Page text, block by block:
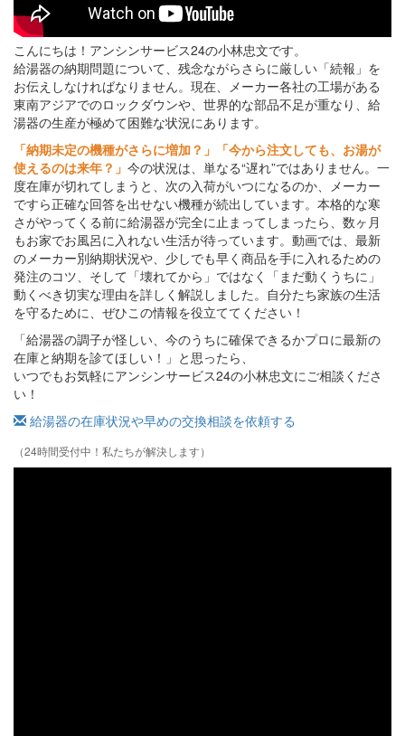
こんにちは！アンシンサービス24の小林忠文です。
給湯器の納期問題について、残念ながらさらに厳しい「続報」を
お伝えしなければなりません。現在、メーカー各社の工場がある
東南アジアでのロックダウンや、世界的な部品不足が重なり、給
湯器の生産が極めて困難な状況にあります。
「納期未定の機種がさらに増加？」「今から注文しても、お湯が
使えるのは来年？」 今の状況は、単なる“遅れ”ではありません。一
度在庫が切れてしまうと、次の入荷がいつになるのか、メーカー
ですら正確な回答を出せない機種が続出しています。本格的な寒
さがやってくる前に給湯器が完全に止まってしまったら、数ヶ月
もお家でお風呂に入れない生活が待っています。動画では、最新
のメーカー別納期状況や、少しでも早く商品を手に入れるための
発注のコツ、そして「壊れてから」ではなく「まだ動くうちに」
動くべき切実な理由を詳しく解説しました。自分たち家族の生活
を守るために、ぜひこの情報を役立ててください！
「給湯器の調子が怪しい、今のうちに確保できるかプロに最新の
在庫と納期を診てほしい！」と思ったら、
いつでもお気軽にアンシンサービス24の小林忠文にご相談くださ
い！
給湯器の在庫状況や早めの交換相談を依頼する
（24時間受付中！私たちが解決します）